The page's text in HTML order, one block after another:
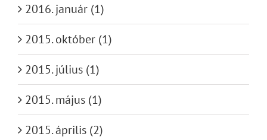
2016. január (1)
2015. október (1)
2015. július (1)
2015. május (1)
2015. április (2)